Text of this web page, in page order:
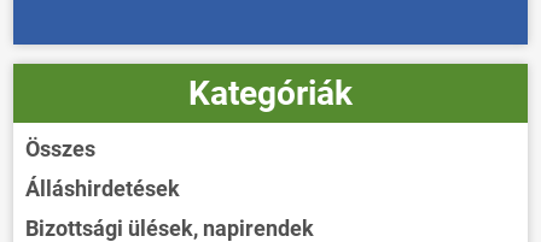
Kategóriák
Összes
Álláshirdetések
Bizottsági ülések, napirendek